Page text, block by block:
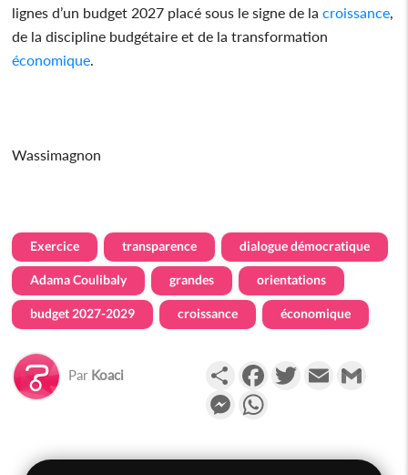
lignes d’un budget 2027 placé sous le signe de la croissance
de la discipline budgétaire et de la transformation
économique
Wassimagnon
Exercice transparence dialogue démocratique
Adama Coulibaly grandes orientations
budget 2027-2029 croissance économique
Par Koaci PartagerFacebookTwitterEmail
Messenger